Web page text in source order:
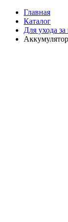
Главная
Каталог
Для ухода